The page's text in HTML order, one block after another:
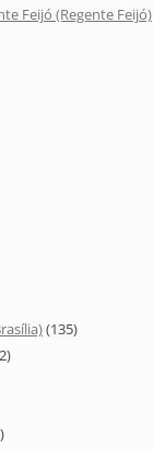
Feijó (Regente Feijó)
(135)